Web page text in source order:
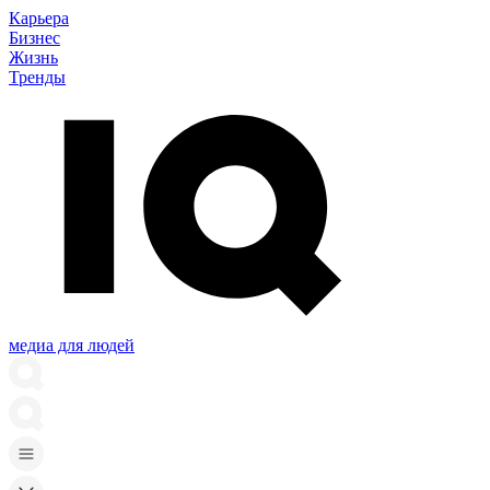
Карьера
Бизнес
Жизнь
Тренды
медиа для людей